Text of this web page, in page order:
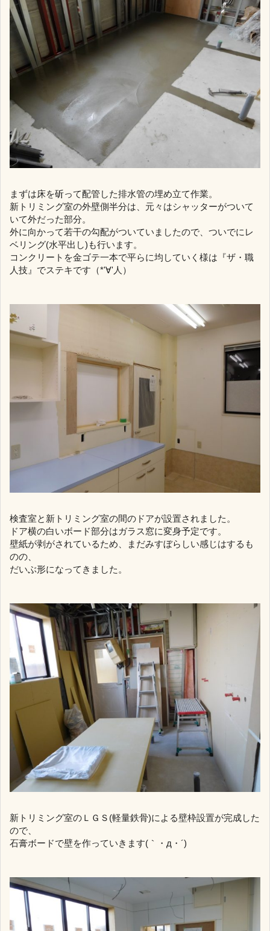
まずは床を斫って配管した排水管の埋め立て作業。
新トリミング室の外壁側半分は、元々はシャッターがついて
いて外だった部分。
外に向かって若干の勾配がついていましたので、ついでにレ
ベリング(水平出し)も行います。
コンクリートを金ゴテ一本で平らに均していく様は『ザ・職
人技』でステキです（*'∀'人）
検査室と新トリミング室の間のドアが設置されました。
ドア横の白いボード部分はガラス窓に変身予定です。
壁紙が剥がされているため、まだみすぼらしい感じはするも
のの、
だいぶ形になってきました。
新トリミング室のＬＧＳ(軽量鉄骨)による壁枠設置が完成した
ので、
石膏ボードで壁を作っていきます(｀・д・´)ゞ